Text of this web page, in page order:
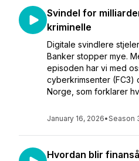
Svindel for
kriminelle
Digitale svindlere
Banker stopper mye.
episoden har vi med
cyberkrimsenter (FC3)
Norge, som forklarer
January 16, 2026•Season
Hvordan blir